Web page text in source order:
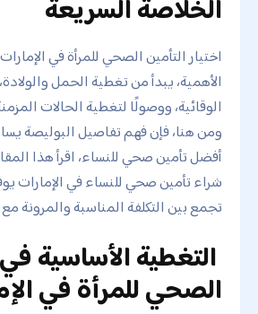
الخلاصة السريعة
اختيار التأمين الصحي للمرأة في
الأهمية، يبدأ من تغطية الحمل
الوقائية، ووصولًا لتغطية الحالات
ومن هنا، فإن فهم تفاصيل البوليصة
أفضل تأمين صحي للنساء، اقرأ هذا
شراء تأمين صحي للنساء في الإمارات
تجمع بين التكلفة المناسبة والمرونة
التغطية الأساسية
الصحي للمرأة في